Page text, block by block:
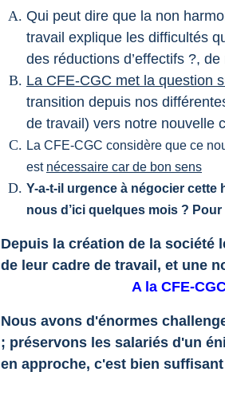
Qui peut dire que la non
travail explique les difficultés
des réductions d’effectifs ?,
La CFE-CGC met la question
transition depuis nos
de travail) vers notre nouvelle
La CFE-CGC considère que ce
est nécessaire car de bon sens
Y-a-t-il urgence à négocier cette
nous d’ici quelques mois ? Pour
Depuis la création de la société
de leur cadre de travail, et une
A la CFE-
Nous avons d'énormes
; préservons les salariés d'un
en approche, c'est bien